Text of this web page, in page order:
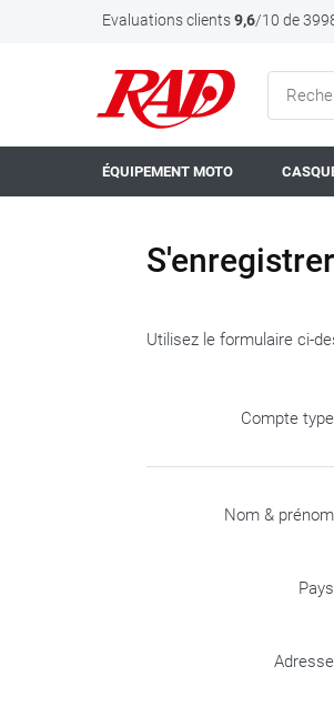
Evaluations clients9,6/10 de
ÉQUIPEMENT MOTO
S'enregistrer
Utilisez le formulaire ci-
Compte type
Nom & prénom
Pays
Adresse